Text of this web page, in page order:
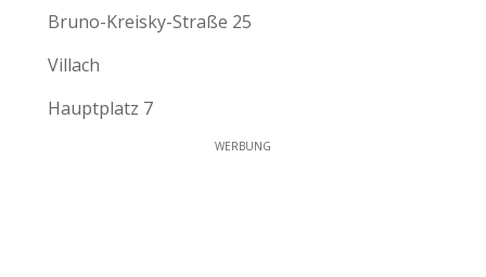
Bruno-Kreisky-Straße 25
Villach
Hauptplatz 7
WERBUNG